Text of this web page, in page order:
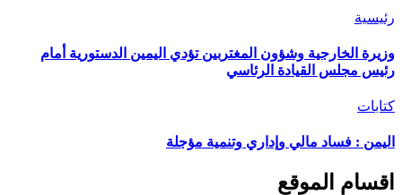
رئيسية
وزيرة الخارجية وشؤون المغتربين تؤدي اليمين الدستورية أمام
رئيس مجلس القيادة الرئاسي
كتابات
اليمن : فساد مالي وإداري وتنمية مؤجلة
اقسام الموقع